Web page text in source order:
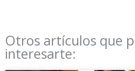
Otros artículos que
interesarte: